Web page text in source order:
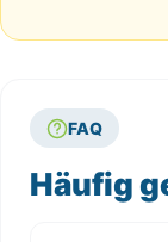
FAQ
Häufig